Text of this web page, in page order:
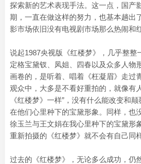
探索新的艺术表现手法。这一点，国产
期，一直在做这样的努力，也基本趟出
影市场依旧没有电视剧市场那么热闹和
说起1987央视版《红楼梦》，几乎整整
定格宝黛钗、凤姐、四春以及众多人物
画卷的，是听着、唱着《枉凝眉》走过
观众中，大多是不看好重拍的，就像有
《红楼梦》一样”，没有什么能改变和
在他们心里种下的宝黛形象。同样，也
徐玉兰与王文娟在我心里种下的宝黛形
重新拍摄的《红楼梦》就不会有自己同
过去的《红楼梦》，无论多么成功，仍